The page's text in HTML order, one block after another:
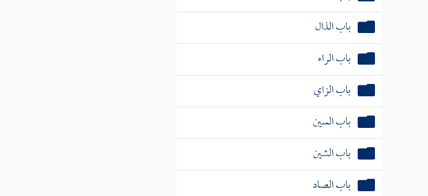
باب الذال
باب الراء
باب الزاي
باب السين
باب الشين
باب الصاد